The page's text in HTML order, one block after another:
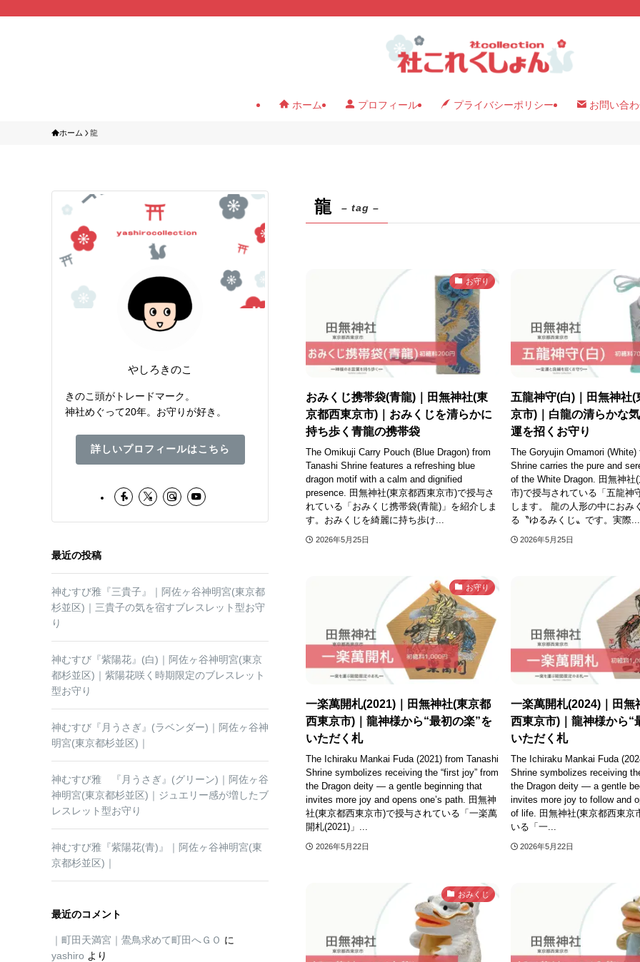
ホーム プロフィール プライバシーポリシー お問い合
ホーム 龍
龍 – tag –
お守り
おみくじ携帯袋(青龍)｜田無神社(東
京都西東京市)｜おみくじを清らかに
持ち歩く青龍の携帯袋
The Omikuji Carry Pouch (Blue Dragon) from
Tanashi Shrine features a refreshing blue
dragon motif with a calm and dignified
presence. 田無神社(東京都西東京市)で授与さ
れている「おみくじ携帯袋(青龍)」を紹介しま
す。おみくじを綺麗に持ち歩け...
2026年5月25日
五龍神守(白)｜田無神社(
京市)｜白龍の清らかな
運を招くお守り
The Goryujin Omamori (White)
Shrine carries the pure and
of the White Dragon. 田無神社
市)で授与されている「五龍神
します。 龍の人形の中におみ
る〝ゆるみくじ〟です。実際...
2026年5月25日
お守り
一楽萬開札(2021)｜田無神社(東京都
西東京市)｜龍神様から“最初の楽”を
いただく札
The Ichiraku Mankai Fuda (2021) from Tanashi
Shrine symbolizes receiving the “first joy” from
the Dragon deity — a gentle beginning that
invites more joy and opens one’s path. 田無神
社(東京都西東京市)で授与されている「一楽萬
開札(2021)」...
2026年5月22日
一楽萬開札(2024)｜田無
西東京市)｜龍神様から“
いただく札
The Ichiraku Mankai Fuda
Shrine symbolizes receiving
the Dragon deity — a gentle
invites more joy to follow and
of life. 田無神社(東京都西東京
いる「一...
2026年5月22日
おみくじ
やしろきのこ
きのこ頭がトレードマーク。
神社めぐって20年。お守りが好き。
詳しいプロフィールはこちら
最近の投稿
神むすび雅『三貴子』｜阿佐ヶ谷神明宮(東京都
杉並区)｜三貴子の気を宿すブレスレット型お守
り
神むすび『紫陽花』(白)｜阿佐ヶ谷神明宮(東京
都杉並区)｜紫陽花咲く時期限定のブレスレット
型お守り
神むすび『月うさぎ』(ラベンダー)｜阿佐ヶ谷神
明宮(東京都杉並区)｜
神むすび雅 『月うさぎ』(グリーン)｜阿佐ヶ谷
神明宮(東京都杉並区)｜ジュエリー感が増したブ
レスレット型お守り
神むすび雅『紫陽花(青)』｜阿佐ヶ谷神明宮(東
京都杉並区)｜
最近のコメント
｜町田天満宮｜鷽鳥求めて町田へＧＯ に
yashiro より